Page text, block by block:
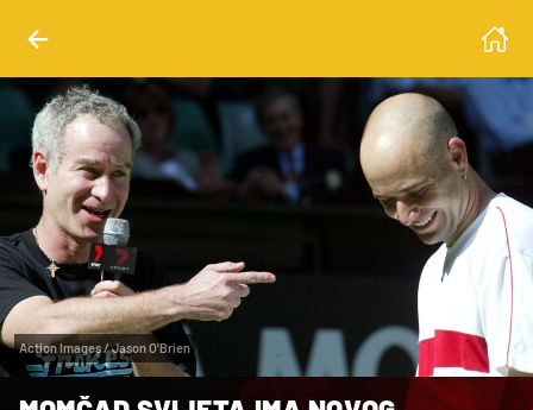
Action Images / Jason O'Brien